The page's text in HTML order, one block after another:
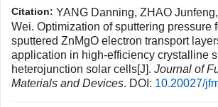
Citation: YANG Danning, ZHAO
Wei. Optimization of sputtering pressure
sputtered ZnMgO electron transport
application in high-efficiency crystalline
heterojunction solar cells[J]. Journal of
Materials and Devices. DOI: 10.20027/